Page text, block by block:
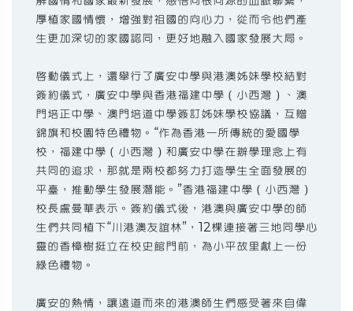
厚植家國情懷，增強對祖國的向心力，從而令他們產
生更加深切的家國認同，更好地融入國家發展大局。
啟動儀式上，還舉行了廣安中學與港澳姊妹學校結對
簽約儀式，廣安中學與香港福建中學（小西灣）、澳
門培正中學、澳門培道中學簽訂姊妹學校協議，互贈
錦旗和校園特色禮物。“作為香港一所傳統的愛國學
校，福建中學（小西灣）和廣安中學在辦學理念上有
共同的追求，那就是兩校都努力打造學生全面發展的
平臺，推動學生發展潛能。”香港福建中學（小西灣）
校長盧曼華表示。簽約儀式後，港澳與廣安中學的師
生們共同植下“川港澳友誼林”，12棵連接著三地同學心
靈的香樟樹挺立在校史館門前，為小平故里獻上一份
綠色禮物。
廣安的熱情，讓遠道而來的港澳師生們感受著來自偉